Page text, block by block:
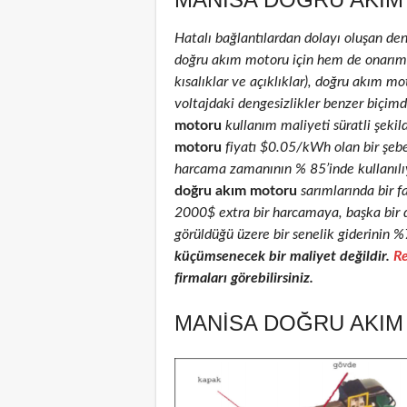
Hatalı bağlantılardan dolayı oluşan
doğru akım motoru için hem de
kısalıklar ve açıklıklar), doğru akım
voltajdaki dengesizlikler benzer
motoru kullanım maliyeti süratli
motoru fiyatı $0.05/kWh olan bir
harcama zamanının % 85’inde
doğru akım motoru sarımlarında bir
2000$ extra bir harcamaya, başka bir
görüldüğü üzere bir senelik giderinin
küçümsenecek bir maliyet değildir.
firmaları görebilirsiniz.
MANISA DOĞRU